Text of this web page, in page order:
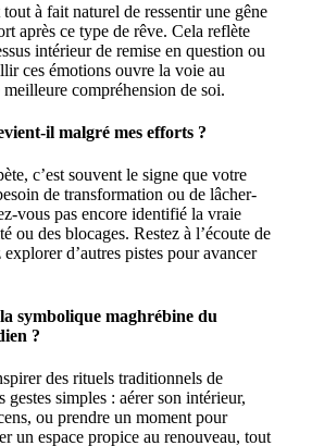
à fait naturel de ressentir une gêne
après ce type de rêve. Cela reflète
intérieur de remise en question ou
ces émotions ouvre la voie au
compréhension de soi.
il malgré mes efforts ?
c’est souvent le signe que votre
de transformation ou de lâcher-
vous pas encore identifié la vraie
ou des blocages. Restez à l’écoute de
explorer d’autres pistes pour avancer
symbolique maghrébine du
?
des rituels traditionnels de
simples : aérer son intérieur,
ou prendre un moment pour
un espace propice au renouveau, tout